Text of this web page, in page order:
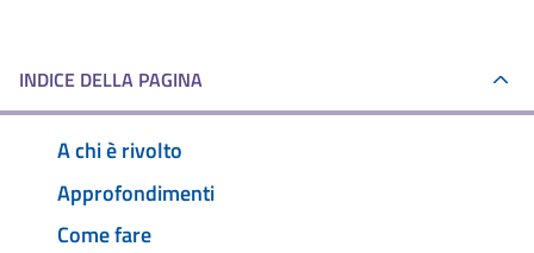
INDICE DELLA PAGINA
A chi è rivolto
Approfondimenti
Come fare